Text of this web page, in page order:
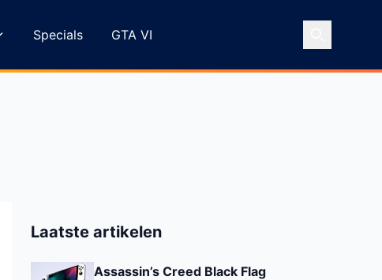
Specials GTA VI
Laatste artikelen
Assassin’s Creed Black Flag